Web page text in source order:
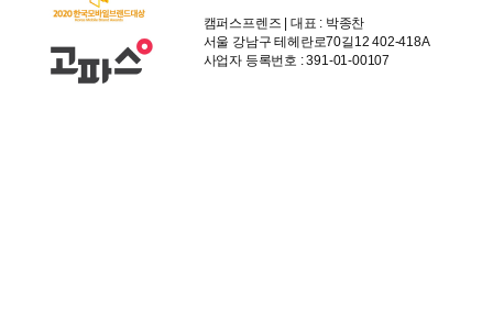
캠퍼스프렌즈 | 대표 : 박종찬
서울 강남구 테헤란로70길12 402-418A
사업자 등록번호 : 391-01-00107